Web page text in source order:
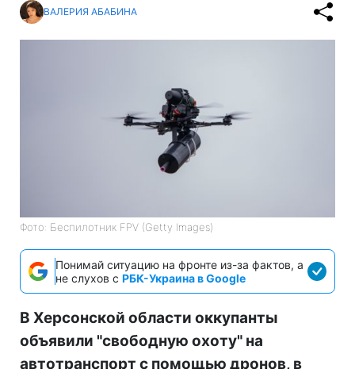
ВАЛЕРИЯ АБАБИНА
Фото: Беспилотник FPV (Getty Images)
Понимай ситуацию на фронте из-за фактов, а
не слухов с РБК-Украина в Google
В Херсонской области оккупанты
объявили "свободную охоту" на
автотранспорт с помощью дронов, в